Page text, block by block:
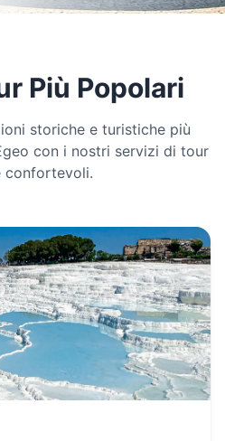
Più Popolari
storiche e turistiche più
con i nostri servizi di tour
confortevoli.